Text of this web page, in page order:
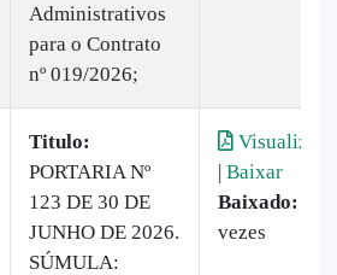
Administrativos
para o Contrato
nº 019/2026;
Titulo:
PORTARIA Nº
123 DE 30 DE
JUNHO DE 2026.
SÚMULA:
Visualizar
| Baixar
Baixado:
vezes